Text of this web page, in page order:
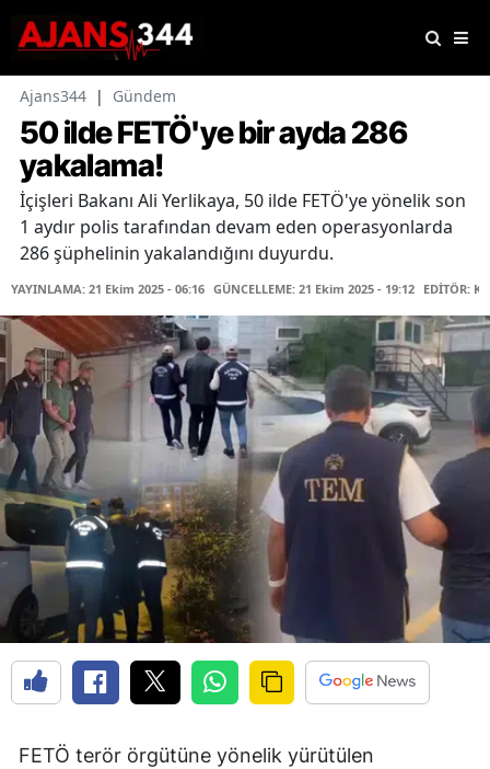
Ajans344 | Gündem
50 ilde FETÖ'ye bir ayda 286
yakalama!
İçişleri Bakanı Ali Yerlikaya, 50 ilde FETÖ'ye yönelik son
1 aydır polis tarafından devam eden operasyonlarda
286 şüphelinin yakalandığını duyurdu.
YAYINLAMA: 21 Ekim 2025 - 06:16 GÜNCELLEME: 21 Ekim 2025 - 19:12 EDİTÖR:
FETÖ terör örgütüne yönelik yürütülen